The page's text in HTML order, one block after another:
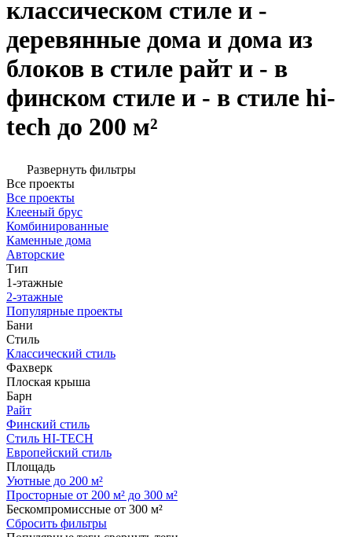
классическом стиле и -
деревянные дома и дома из
блоков в стиле райт и - в
финском стиле и - в стиле hi-
tech до 200 м²
Развернуть фильтры
Все проекты
Все проекты
Клееный брус
Комбинированные
Каменные дома
Авторские
Тип
1-этажные
2-этажные
Популярные проекты
Бани
Стиль
Классический стиль
Фахверк
Плоская крыша
Барн
Райт
Финский стиль
Стиль HI-TECH
Европейский стиль
Площадь
Уютные до 200 м²
Просторные от 200 м² до 300 м²
Бескомпромиссные от 300 м²
Сбросить фильтры